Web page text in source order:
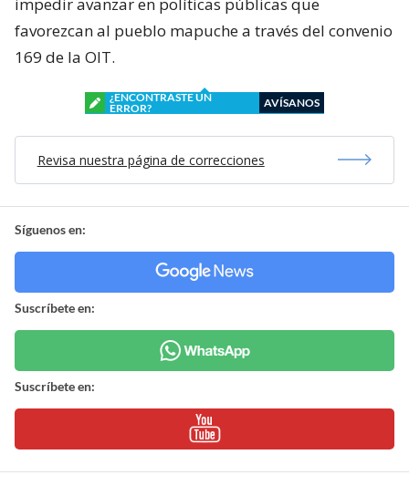
favorezcan al pueblo mapuche a través del convenio
169 de la OIT.
¿ENCONTRASTE UN
ERROR?
AVÍSANOS
Revisa nuestra página de correcciones
Síguenos en:
Suscríbete en:
Suscríbete en: